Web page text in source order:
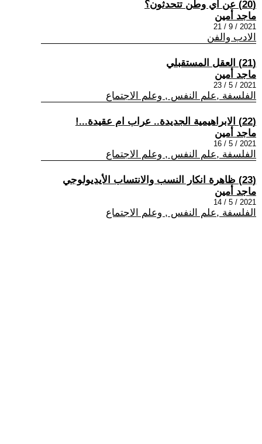
(20) عن أي وطن تتحدثون؟
ماجد أمين
2021 / 9 / 21
الادب والفن
(21) العقل المستقبلي
ماجد أمين
2021 / 5 / 23
الفلسفة ,علم النفس , وعلم الاجتماع
(22) الابراهيمية الجديدة.. عراب ام عقيدة...!
ماجد أمين
2021 / 5 / 16
الفلسفة ,علم النفس , وعلم الاجتماع
(23) ظاهرة انكار النسب والانتساب الأيديولوجي
ماجد أمين
2021 / 5 / 14
الفلسفة ,علم النفس , وعلم الاجتماع